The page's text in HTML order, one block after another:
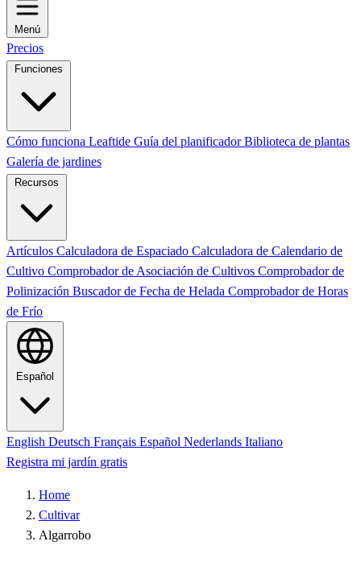
Menú
Precios
Funciones
Cómo funciona Leaftide Guía del planificadorBiblioteca de plantas
Galería de jardines
Recursos
Artículos Calculadora de Espaciado Calculadora de Calendario de
Cultivo Comprobador de Asociación de Cultivos Comprobador de
Polinización Buscador de Fecha de Helada Comprobador de Horas
de Frío
Español
English Deutsch Français Español Nederlands Italiano
Registra mi jardín gratis
Home
Cultivar
Algarrobo